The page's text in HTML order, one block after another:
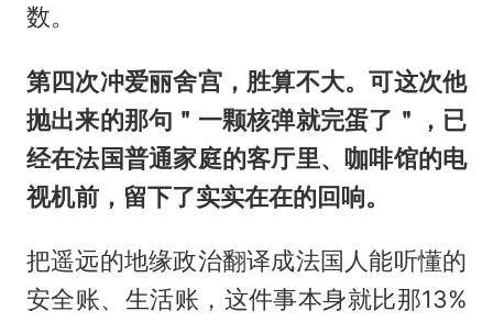
数。
第四次冲爱丽舍宫，胜算不大。可这次他
抛出来的那句＂一颗核弹就完蛋了＂，已
经在法国普通家庭的客厅里、咖啡馆的电
视机前，留下了实实在在的回响。
把遥远的地缘政治翻译成法国人能听懂的
安全账、生活账，这件事本身就比那13%